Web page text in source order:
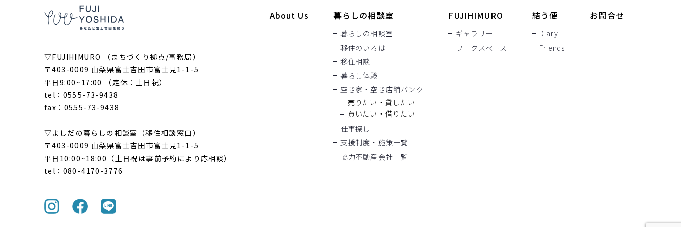
▽FUJIHIMURO （まちづくり拠点/事務局）
〒403-0009 山梨県富士吉田市富士見1-1-5
平日9:00~17:00 （定休：土日祝）
tel：0555-73-9438
fax：0555-73-9438
▽よしだの暮らしの相談室（移住相談窓口）
〒403-0009 山梨県富士吉田市富士見1-1-5
平日10:00~18:00（土日祝は事前予約により応相談）
tel：080-4170-3776
About Us 暮らしの相談室
暮らしの相談室
移住のいろは
移住相談
暮らし体験
空き家・空き店舗バンク
売りたい・貸したい
買いたい・借りたい
仕事探し
支援制度・施策一覧
協力不動産会社一覧
FUJIHIMURO
ギャラリー
ワークスペース
結う便
Diary
Friends
お問合せ